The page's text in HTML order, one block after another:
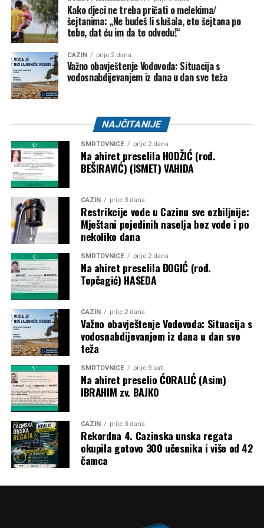
NK “Vitez” –10.000 KM
FK “Bratstvo-Veterani” –5.000 KM
FK “Konjodor” –
FK “Bužim” –3.000 KM
OK “Bužim” –
3.000 KM
ŽOK “Bužim” –1.000 KM
Bosanski Petrovac – 3.500 KM
Udruženje košarkaškog sporta “Mladost” –
Karate klub “Mladost” –1.500 KM
Objavljivanjem kompletne liste korisnika javnost je po prvi
put dobila detaljan uvid u raspodjelu dodatnih budžetskih
sredstava za sport. Ostaje otvoreno pitanje prema kojim su
kriterijima određeni pojedinačni iznosi, budući da
obrazloženje metodologije raspodjele nije objavljeno.
Post
Share
Tweet
Mail
Kako djeci ne treba pričati o melekima/
šejtanima: „Ne budeš li slušala, eto šejtana po
tebe, dat ću im da te odvedu!“
CAZIN prije 2 dana
Važno obavještenje Vodovoda: Situacija s
vodosnabdijevanjem iz dana u dan sve teža
NAJČITANIJE
SMRTOVNICE prije 2 dana
Na ahiret preselila HODŽIĆ (rođ.
BEŠIRAVIĆ) (ISMET) VAHIDA
CAZIN prije 3 dana
Restrikcije vode u Cazinu sve ozbiljnije:
Mještani pojedinih naselja bez vode i po
nekoliko dana
SMRTOVNICE prije 2 dana
Na ahiret preselila ĐOGIĆ (rođ.
Topčagić) HASEDA
CAZIN prije 2 dana
Važno obavještenje Vodovoda: Situacija s
vodosnabdijevanjem iz dana u dan sve
teža
SMRTOVNICE prije 9 sati
Na ahiret preselio ĆORALIĆ (Asim)
IBRAHIM zv. BAJKO
CAZIN prije 3 dana
Rekordna 4. Cazinska unska regata
okupila gotovo 300 učesnika i više od 42
čamca